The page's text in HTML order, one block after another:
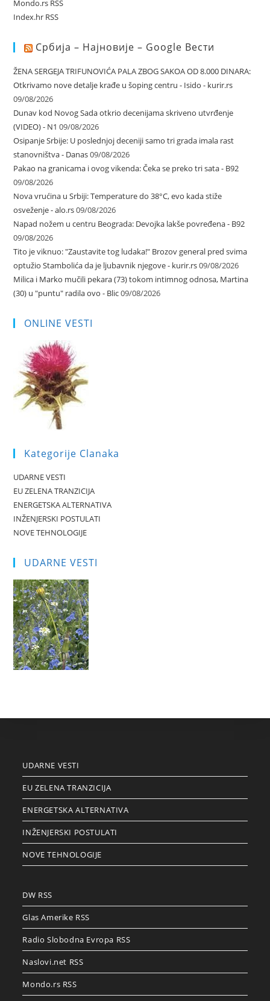
Mondo.rs RSS
Index.hr RSS
Србија – Најновије – Google Вести
ŽENA SERGEJA TRIFUNOVIĆA PALA ZBOG SAKOA OD 8.000 DINARA:
Otkrivamo nove detalje krađe u šoping centru - Isido - kurir.rs
09/08/2026
Dunav kod Novog Sada otkrio decenijama skriveno utvrđenje
(VIDEO) - N1 09/08/2026
Osipanje Srbije: U poslednjoj deceniji samo tri grada imala rast
stanovništva - Danas09/08/2026
Pakao na granicama i ovog vikenda: Čeka se preko tri sata - B92
09/08/2026
Nova vrućina u Srbiji: Temperature do 38°C, evo kada stiže
osveženje - alo.rs09/08/2026
Napad nožem u centru Beograda: Devojka lakše povređena - B92
09/08/2026
Tito je viknuo: "Zaustavite tog ludaka!" Brozov general pred svima
optužio Stambolića da je ljubavnik njegove - kurir.rs09/08/2026
Milica i Marko mučili pekara (73) tokom intimnog odnosa, Martina
(30) u "puntu" radila ovo - Blic09/08/2026
ONLINE VESTI
Kategorije Clanaka
UDARNE VESTI
EU ZELENA TRANZICIJA
ENERGETSKA ALTERNATIVA
INŽENJERSKI POSTULATI
NOVE TEHNOLOGIJE
UDARNE VESTI
UDARNE VESTI
EU ZELENA TRANZICIJA
ENERGETSKA ALTERNATIVA
INŽENJERSKI POSTULATI
NOVE TEHNOLOGIJE
DW RSS
Glas Amerike RSS
Radio Slobodna Evropa RSS
Naslovi.net RSS
Mondo.rs RSS